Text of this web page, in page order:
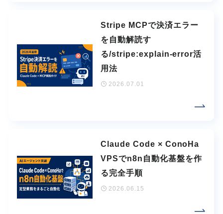
Stripe MCPで決済エラー
を自動解読す
る/stripe:explain-error活
用法
2026.07.01
Claude Code × ConoHa
VPSでn8n自動化基盤を作
る完全手順
2026.06.15